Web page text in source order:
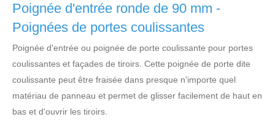
Poignée d'entrée ronde de 90 mm -
Poignées de portes coulissantes
Poignée d'entrée ou poignée de porte coulissante pour portes
coulissantes et façades de tiroirs. Cette poignée de porte dite
coulissante peut être fraisée dans presque n'importe quel
matériau de panneau et permet de glisser facilement de haut en
bas et d'ouvrir les tiroirs.